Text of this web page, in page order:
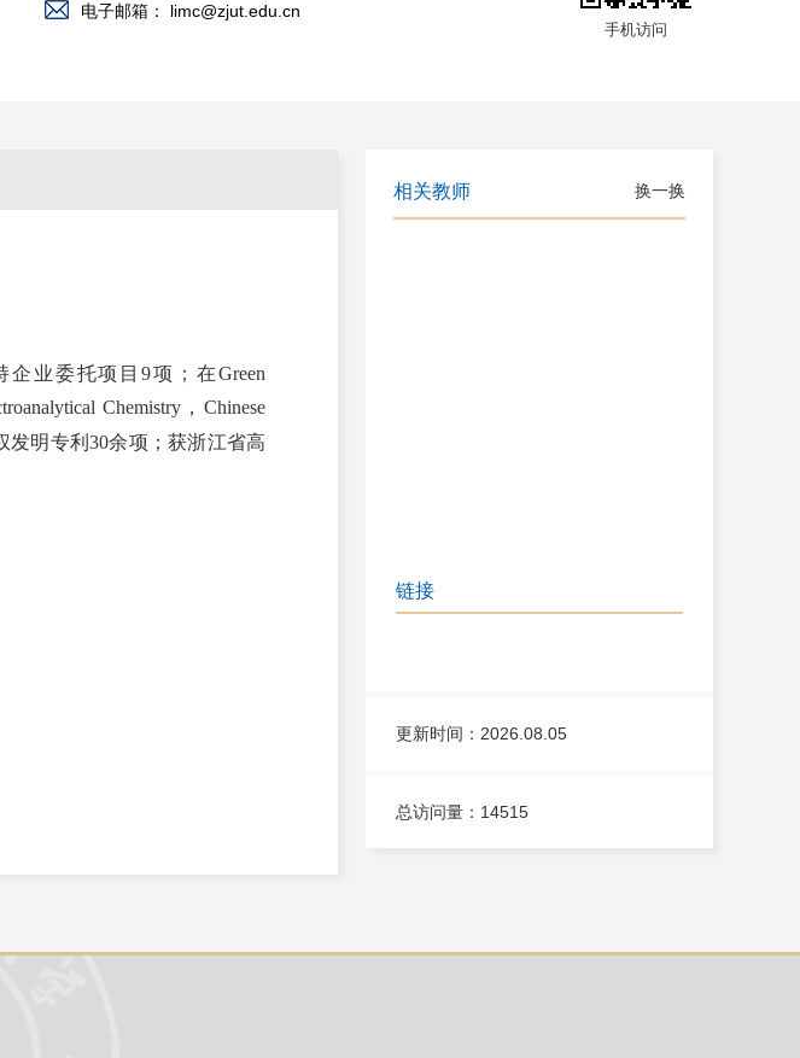
电子邮箱：
limc@zjut.edu.cn
手机访问
企业委托项目9项 ；在Green
Chemistry，Chinese
发明专利30余项；获浙江省高
链接
更新时间：2026.08.05
总访问量： 14515